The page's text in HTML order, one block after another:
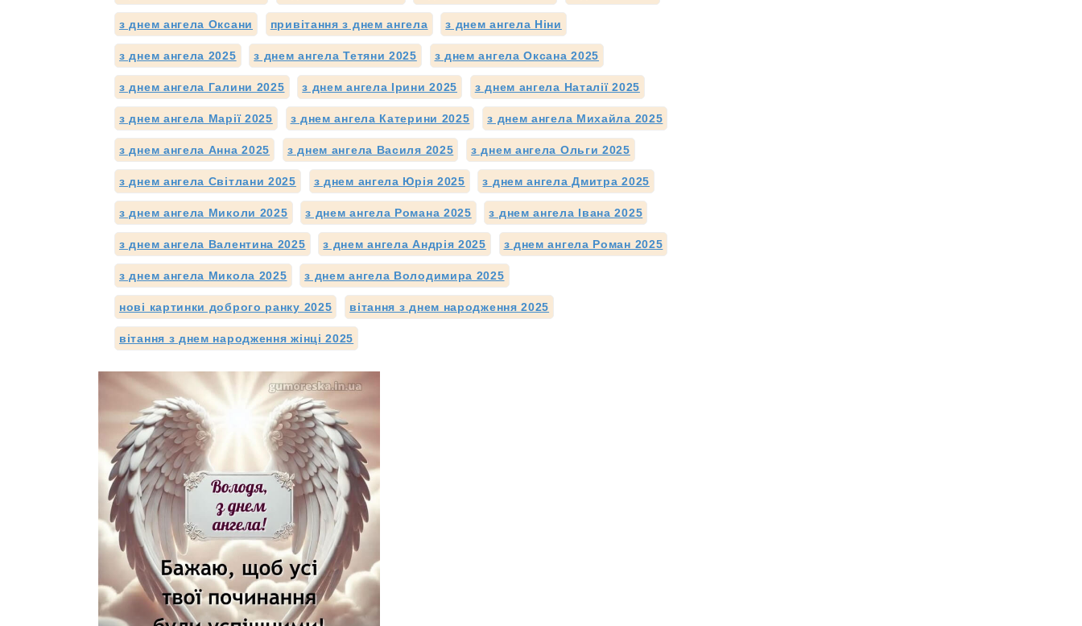
з днем ангела Оксани привітання з днем ангела з днем ангела Ніни
з днем ангела 2025 з днем ангела Тетяни 2025 з днем ангела Оксана 2025
з днем ангела Галини 2025 з днем ангела Ірини 2025 з днем ангела Наталії 2025
з днем ангела Марії 2025 з днем ангела Катерини 2025 з днем ангела Михайла 2025
з днем ангела Анна 2025 з днем ангела Василя 2025 з днем ангела Ольги 2025
з днем ангела Світлани 2025 з днем ангела Юрія 2025 з днем ангела Дмитра 2025
з днем ангела Миколи 2025 з днем ангела Романа 2025 з днем ангела Івана 2025
з днем ангела Валентина 2025 з днем ангела Андрія 2025 з днем ангела Роман 2025
з днем ангела Микола 2025 з днем ангела Володимира 2025
нові картинки доброго ранку 2025 вітання з днем народження 2025
вітання з днем народження жінці 2025